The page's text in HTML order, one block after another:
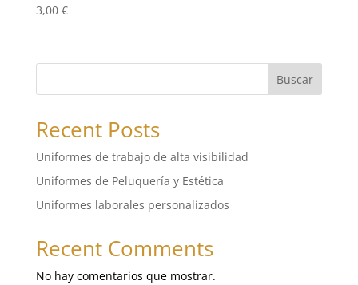
3,00 €
Buscar
Recent Posts
Uniformes de trabajo de alta visibilidad
Uniformes de Peluquería y Estética
Uniformes laborales personalizados
Recent Comments
No hay comentarios que mostrar.